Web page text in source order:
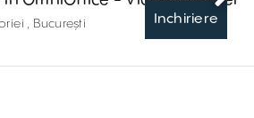
Inchiriere
, București